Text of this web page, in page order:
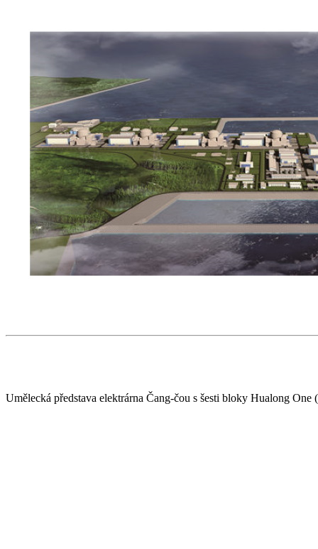
Umělecká představa elektrárna Čang-čou s šesti bloky Hualong